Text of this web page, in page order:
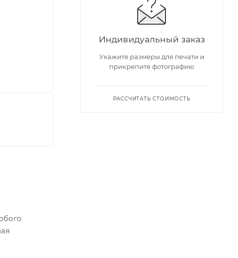
Индивидуальный заказ
Укажите размеры для печати и
прикрепите фотографию
РАССЧИТАТЬ СТОИМОСТЬ